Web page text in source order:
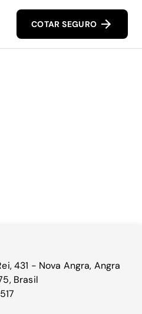
COTAR SEGURO
431 - Nova Angra, Angra
Brasil